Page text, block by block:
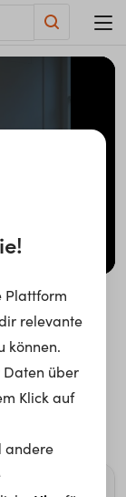
Plattform
relevante
können.
über
Klick auf
andere